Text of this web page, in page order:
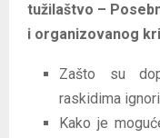
tužilaštvo –
i organizovanog
Zašto su
raskidima
Kako je